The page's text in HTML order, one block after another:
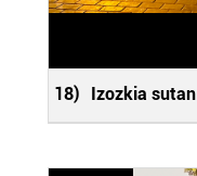
18) Izozkia sutan